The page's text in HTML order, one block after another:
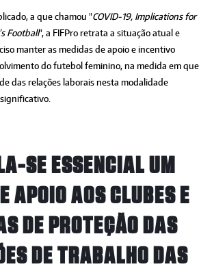
a que chamou "COVID-19, Implications for
Football", a FIFPro retrata a situação atual e
manter as medidas de apoio e incentivo
do futebol feminino, na medida em que
das relações laborais nesta modalidade
SE ESSENCIAL UM
APOIO AOS CLUBES E
DE PROTEÇÃO DAS
DE TRABALHO DAS